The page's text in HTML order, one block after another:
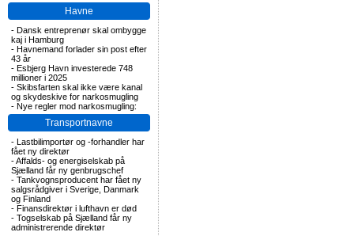
Havne
- Dansk entreprenør skal ombygge
kaj i Hamburg
- Havnemand forlader sin post efter
43 år
- Esbjerg Havn investerede 748
millioner i 2025
- Skibsfarten skal ikke være kanal
og skydeskive for narkosmugling
- Nye regler mod narkosmugling:
Transportnavne
- Lastbilimportør og -forhandler har
fået ny direktør
-Affalds- og energiselskab på
Sjælland får ny genbrugschef
- Tankvognsproducent har fået ny
salgsrådgiver i Sverige, Danmark
og Finland
- Finansdirektør i lufthavn er død
- Togselskab på Sjælland får ny
administrerende direktør